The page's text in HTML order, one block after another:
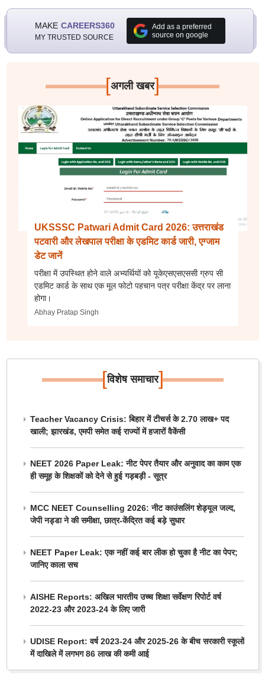
MAKE CAREERS360
MY TRUSTED SOURCE
Add as a preferred
source on google
[अगली खबर]
UKSSSC Patwari Admit Card 2026: उत्तराखंड
पटवारी और लेखपाल परीक्षा के एडमिट कार्ड जारी, एग्जाम
डेट जानें
परीक्षा में उपस्थित होने वाले अभ्यर्थियों को यूकेएसएसएससी ग्रुप सी
एडमिट कार्ड के साथ एक मूल फोटो पहचान पत्र परीक्षा केंद्र पर लाना
होगा।
Abhay Pratap Singh
[विशेष समाचार]
Teacher Vacancy Crisis: बिहार में टीचर्स के 2.70 लाख+ पद
खाली; झारखंड, एमपी समेत कई राज्यों में हजारों वैकेंसी
NEET 2026 Paper Leak: नीट पेपर तैयार और अनुवाद का काम एक
ही समूह के शिक्षकों को देने से हुई गड़बड़ी - सूत्र
MCC NEET Counselling 2026: नीट काउंसलिंग शेड्यूल जल्द,
जेपी नड्डा ने की समीक्षा, छात्र-केंद्रित कई बड़े सुधार
NEET Paper Leak: एक नहीं कई बार लीक हो चुका है नीट का पेपर;
जानिए काला सच
AISHE Reports: अखिल भारतीय उच्च शिक्षा सर्वेक्षण रिपोर्ट वर्ष
2022-23 और 2023-24 के लिए जारी
UDISE Report: वर्ष 2023-24 और 2025-26 के बीच सरकारी स्कूलों
में दाखिले में लगभग 86 लाख की कमी आई